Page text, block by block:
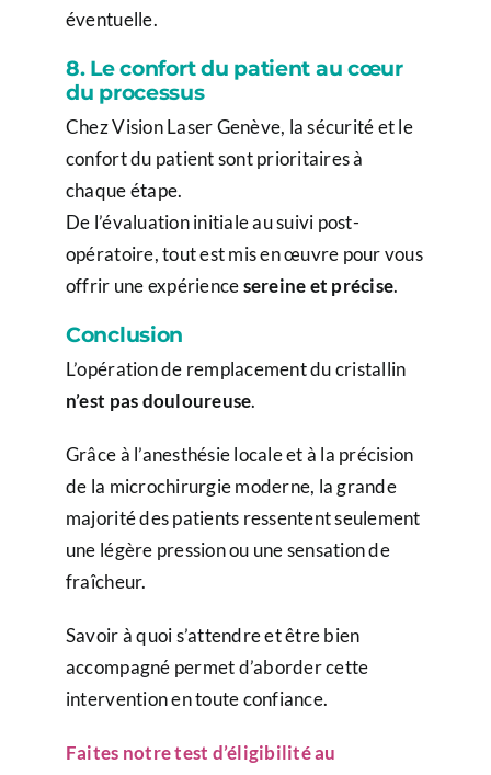
éventuelle.
8. Le confort du patient au cœur
du processus
Chez Vision Laser Genève, la sécurité et le
confort du patient sont prioritaires à
chaque étape.
De l’évaluation initiale au suivi post-
opératoire, tout est mis en œuvre pour vous
offrir une expériencesereine et précise.
Conclusion
L’opération de remplacement du cristallin
n’est pas douloureuse.
Grâce à l’anesthésie locale et à la précision
de la microchirurgie moderne, la grande
majorité des patients ressentent seulement
une légère pression ou une sensation de
fraîcheur.
Savoir à quoi s’attendre et être bien
accompagné permet d’aborder cette
intervention en toute confiance.
Faites notre test d’éligibilité au